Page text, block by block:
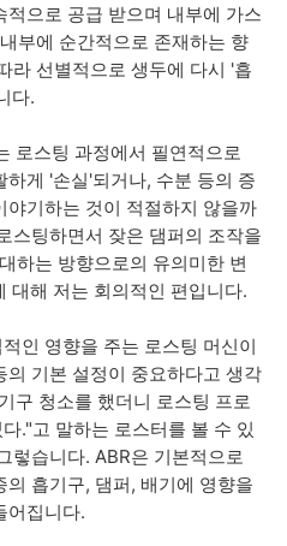
으로 공급 받으며 내부에 가스
부에 순간적으로 존재하는 향
라 선별적으로 생두에 다시 '흡
다.
로스팅 과정에서 필연적으로
게 '손실'되거나, 수분 등의 증
기하는 것이 적절하지 않을까
스팅하면서 잦은 댐퍼의 조작을
하는 방향으로의 유의미한 변
대해 저는 회의적인 편입니다.
인 영향을 주는 로스팅 머신이
기본 설정이 중요하다고 생각
구 청소를 했더니 로스팅 프로
."고 말하는 로스터를 볼 수 있
렇습니다. ABR은 기본적으로
흡기구, 댐퍼, 배기에 영향을
어집니다.